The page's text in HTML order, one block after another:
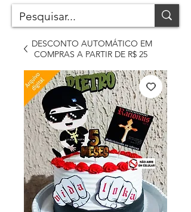
DESCONTO AUTOMÁTICO EM
COMPRAS A PARTIR DE R$ 25